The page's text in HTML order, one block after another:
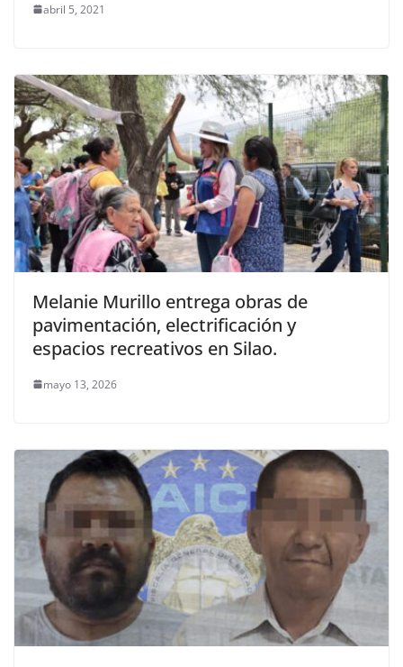
abril 5, 2021
Melanie Murillo entrega obras de
pavimentación, electrificación y
espacios recreativos en Silao.
mayo 13, 2026